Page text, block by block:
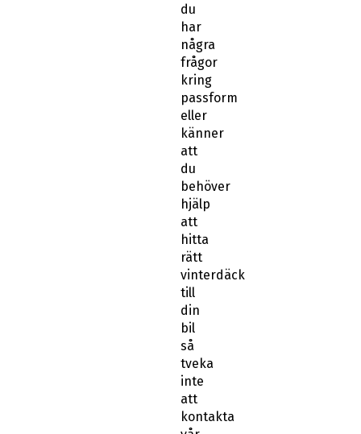
du
har
några
frågor
kring
passform
eller
känner
att
du
behöver
hjälp
att
hitta
rätt
vinterdäck
till
din
bil
så
tveka
inte
att
kontakta